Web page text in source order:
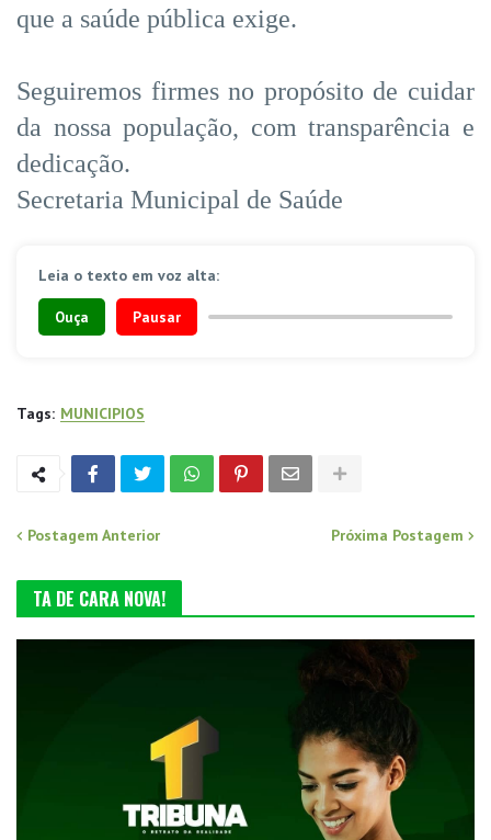
que a saúde pública exige.
Seguiremos firmes no propósito de cuidar
da nossa população, com transparência e
dedicação.
Secretaria Municipal de Saúde
Leia o texto em voz alta:
Ouça Pausar
Tags: MUNICIPIOS
Postagem Anterior Próxima Postagem
TA DE CARA NOVA!